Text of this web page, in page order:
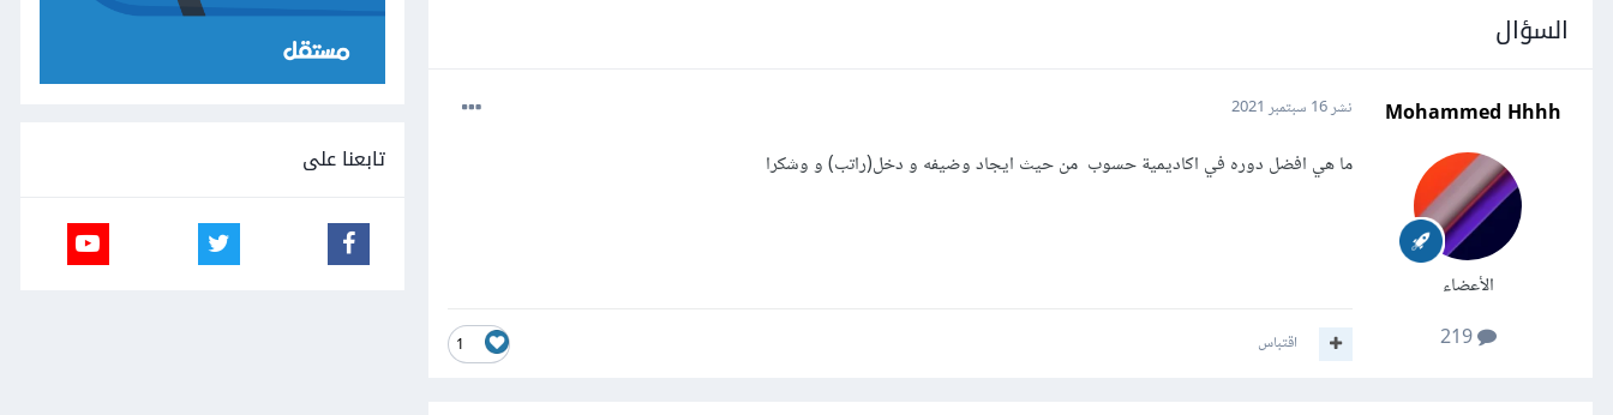
السؤال
Mohammed Hhhh
الأعضاء
219
نشر16 سبتمبر 2021
ما هي افضل دوره في اكاديمية حسوب من حيث ايجاد وضيفه و دخل(راتب) و وشكرا
1 اقتباس
تابعنا على